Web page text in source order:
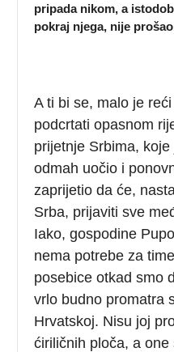
pripada nikom, a
pokraj njega, nije
A ti bi se, malo je
podcrtati opasnom
prijetnje Srbima,
odmah uočio i
zaprijetio da će,
Srba, prijaviti sve
Iako, gospodine
nema potrebe za
posebice otkad smo
vrlo budno promatra
Hrvatskoj. Nisu joj
ćiriličnih ploča, a